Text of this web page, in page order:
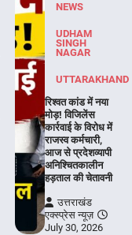
NEWS
UDHAM
SINGH
NAGAR
UTTARAKHAND
रिश्वत कांड में नया
मोड़! विजिलेंस
कार्रवाई के विरोध में
राजस्व कर्मचारी,
आज से प्रदेशव्यापी
अनिश्चितकालीन
हड़ताल की चेतावनी
उत्तराखंड
एक्स्प्रेस न्यूज़
July 30, 2026